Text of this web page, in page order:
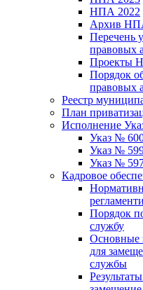
НПА 2022
Архив
Перечень
правовых
Проекты
Порядок
правовых
Реестр
План
Исполнение
Указ №
Указ №
Указ №
Кадровое
Порядок
службу
Основные
для
службы